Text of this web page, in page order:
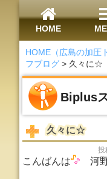
HOME
HOME（広島の加圧
フブログ > 久々に☆
Biplus
久々に☆
投
こんばんは 河